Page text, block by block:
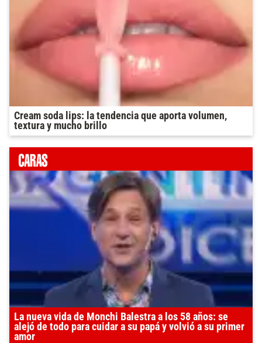
Cream soda lips: la tendencia que aporta volumen,
textura y mucho brillo
La nueva vida de Monchi Balestra a los 58 años: se
alejó de todo para cuidar a su papá y volvió a su primer
amor